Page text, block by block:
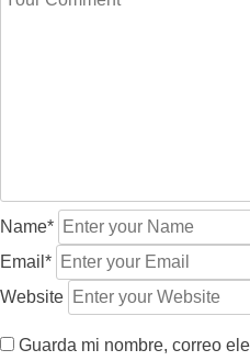
Name*
Email*
Website
Guarda mi nombre, correo